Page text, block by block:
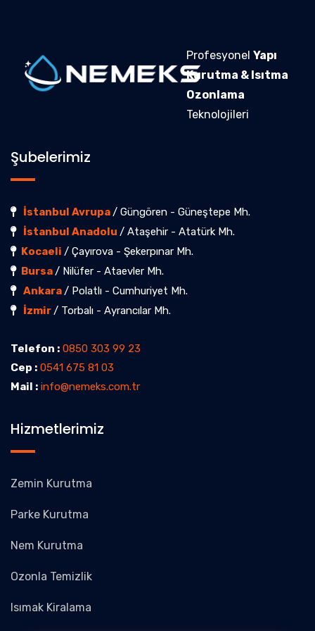
Profesyonel Yapı
Kurutma & Isıtma
Ozonlama
Teknolojileri
Şubelerimiz
İstanbul Avrupa/ Güngören - Güneştepe Mh.
İstanbul Anadolu / Ataşehir - Atatürk Mh.
Kocaeli / Çayırova - Şekerpınar Mh.
Bursa/ Nilüfer - Ataevler Mh.
Ankara/ Polatlı - Cumhuriyet Mh.
İzmir/ Torbalı - Ayrancılar Mh.
Telefon : 0850 303 99 23
Cep : 0541 675 81 03
Mail : info@nemeks.com.tr
Hizmetlerimiz
Zemin Kurutma
Parke Kurutma
Nem Kurutma
Ozonla Temizlik
Isımak Kiralama